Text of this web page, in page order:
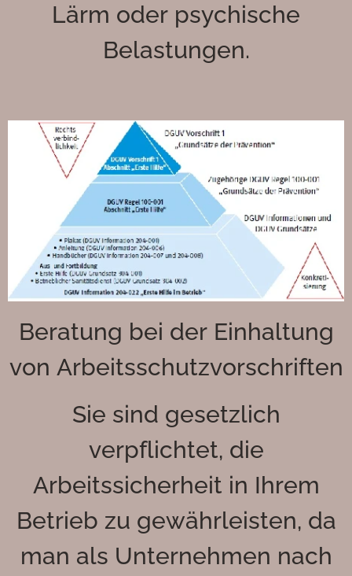
Lärm oder psychische
Belastungen.
Beratung bei der Einhaltung
von Arbeitsschutzvorschriften
Sie sind gesetzlich
verpflichtet, die
Arbeitssicherheit in Ihrem
Betrieb zu gewährleisten, da
man als Unternehmen nach